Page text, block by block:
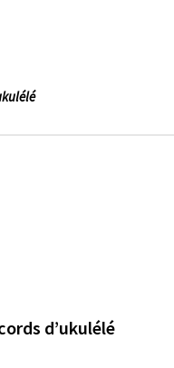
d’ukulélé